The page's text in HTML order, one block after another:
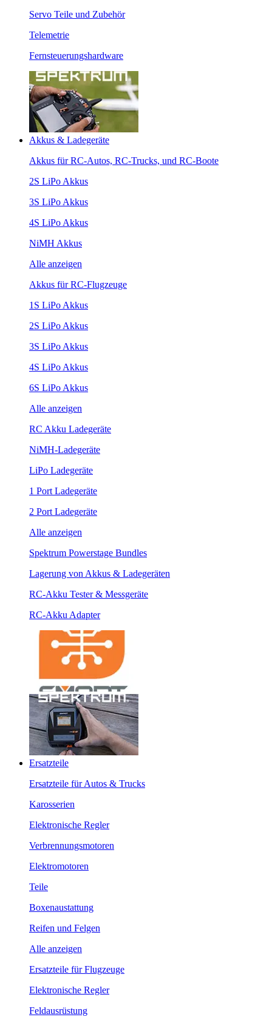
Servo Teile und Zubehör
Telemetrie
Fernsteuerungshardware
Akkus & Ladegeräte
Akkus für RC-Autos, RC-Trucks, und RC-Boote
2S LiPo Akkus
3S LiPo Akkus
4S LiPo Akkus
NiMH Akkus
Alle anzeigen
Akkus für RC-Flugzeuge
1S LiPo Akkus
2S LiPo Akkus
3S LiPo Akkus
4S LiPo Akkus
6S LiPo Akkus
Alle anzeigen
RC Akku Ladegeräte
NiMH-Ladegeräte
LiPo Ladegeräte
1 Port Ladegeräte
2 Port Ladegeräte
Alle anzeigen
Spektrum Powerstage Bundles
Lagerung von Akkus & Ladegeräten
RC-Akku Tester & Messgeräte
RC-Akku Adapter
Ersatzteile
Ersatzteile für Autos & Trucks
Karosserien
Elektronische Regler
Verbrennungsmotoren
Elektromotoren
Teile
Boxenaustattung
Reifen und Felgen
Alle anzeigen
Ersatzteile für Flugzeuge
Elektronische Regler
Feldausrüstung